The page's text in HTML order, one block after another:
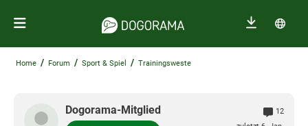
Home / Forum / Sport & Spiel / Trainingsweste
Dogorama-Mitglied
12